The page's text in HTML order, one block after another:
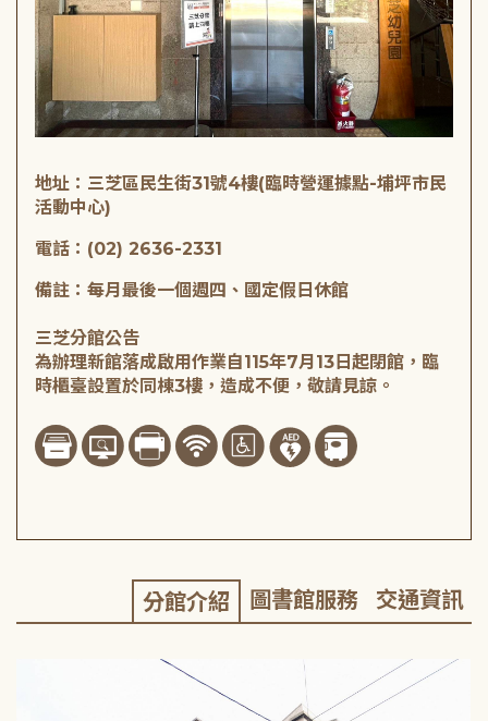
地址：三芝區民生街31號4樓(臨時營運據點-埔坪市民
活動中心)
電話：(02) 2636-2331
備註：每月最後一個週四、國定假日休館
三芝分館公告
為辦理新館落成啟用作業自115年7月13日起閉館，臨
時櫃臺設置於同棟3樓，造成不便，敬請見諒。
分館介紹 圖書館服務 交通資訊